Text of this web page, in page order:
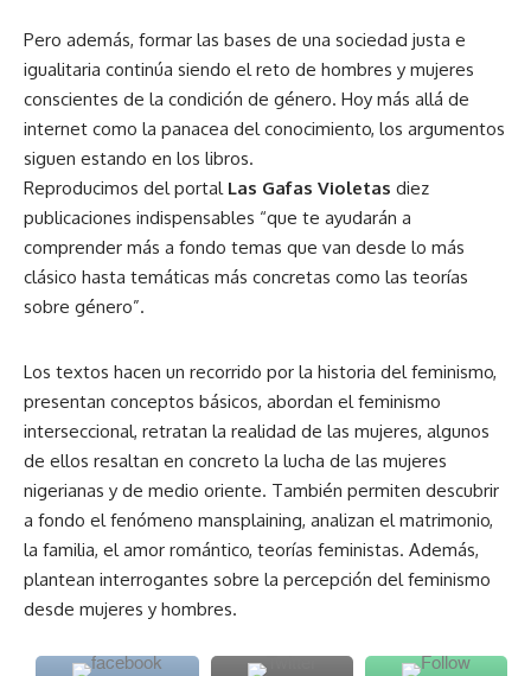
Pero además, formar las bases de una sociedad justa e
igualitaria continúa siendo el reto de hombres y mujeres
conscientes de la condición de género. Hoy más allá de
internet como la panacea del conocimiento, los argumentos
siguen estando en los libros.
Reproducimos del portal Las Gafas Violetas diez
publicaciones indispensables “que te ayudarán a
comprender más a fondo temas que van desde lo más
clásico hasta temáticas más concretas como las teorías
sobre género”.
Los textos hacen un recorrido por la historia del feminismo,
presentan conceptos básicos, abordan el feminismo
interseccional, retratan la realidad de las mujeres, algunos
de ellos resaltan en concreto la lucha de las mujeres
nigerianas y de medio oriente. También permiten descubrir
a fondo el fenómeno mansplaining, analizan el matrimonio,
la familia, el amor romántico, teorías feministas. Además,
plantean interrogantes sobre la percepción del feminismo
desde mujeres y hombres.